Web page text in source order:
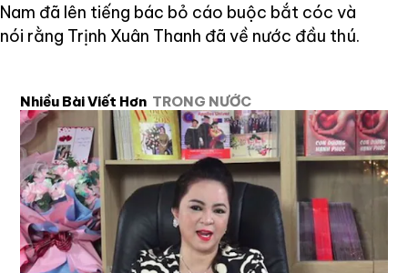
Nam đã lên tiếng bác bỏ cáo buộc bắt cóc và
nói rằng Trịnh Xuân Thanh đã về nước đầu thú.
Nhiều Bài Viết Hơn TRONG NƯỚC